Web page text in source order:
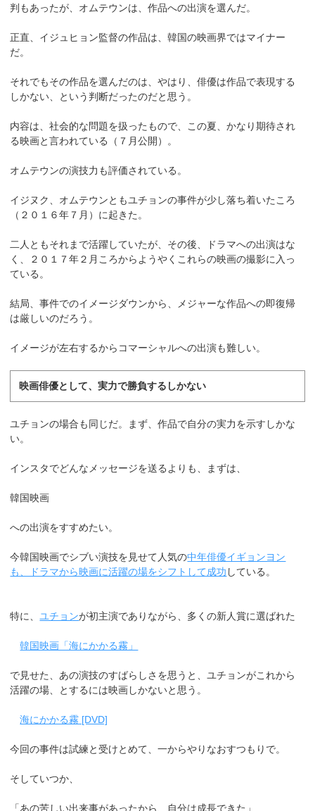
判もあったが、オムテウンは、作品への出演を選んだ。
正直、イジュヒョン監督の作品は、韓国の映画界ではマイナー
だ。
それでもその作品を選んだのは、やはり、俳優は作品で表現する
しかない、という判断だったのだと思う。
内容は、社会的な問題を扱ったもので、この夏、かなり期待され
る映画と言われている（７月公開）。
オムテウンの演技力も評価されている。
イジヌク、オムテウンともユチョンの事件が少し落ち着いたころ
（２０１６年７月）に起きた。
二人ともそれまで活躍していたが、その後、ドラマへの出演はな
く、２０１７年２月ころからようやくこれらの映画の撮影に入っ
ている。
結局、事件でのイメージダウンから、メジャーな作品への即復帰
は厳しいのだろう。
イメージが左右するからコマーシャルへの出演も難しい。
映画俳優として、実力で勝負するしかない
ユチョンの場合も同じだ。まず、作品で自分の実力を示すしかな
い。
インスタでどんなメッセージを送るよりも、まずは、
韓国映画
への出演をすすめたい。
今韓国映画でシブい演技を見せて人気の中年俳優イギョンヨン
も、ドラマから映画に活躍の場をシフトして成功 している。
特に、ユチョンが初主演でありながら、多くの新人賞に選ばれた
韓国映画「海にかかる霧」
で見せた、あの演技のすばらしさを思うと、ユチョンがこれから
活躍の場、とするには映画しかないと思う。
海にかかる霧 [DVD]
今回の事件は試練と受けとめて、一からやりなおすつもりで。
そしていつか、
「あの苦しい出来事があったから、自分は成長できた」